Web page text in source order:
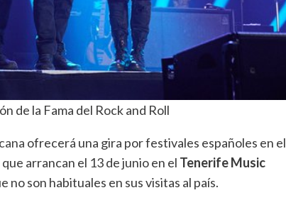
de la Fama del Rock and Roll
ofrecerá una gira por festivales españoles en el
arrancan el 13 de junio en el Tenerife Music
son habituales en sus visitas al país.